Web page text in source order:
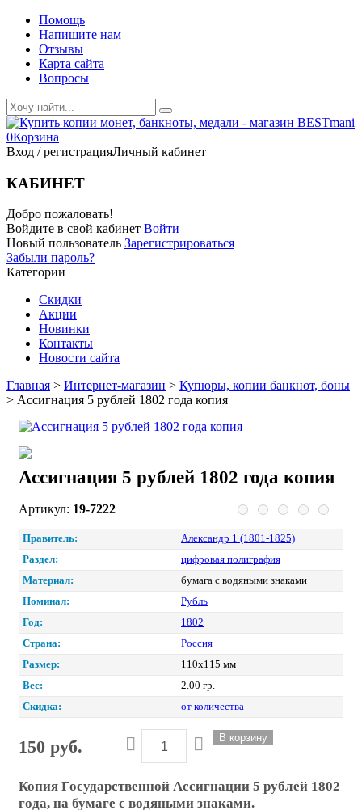
Помощь
Напишите нам
Отзывы
Карта сайта
Вопросы
0Корзина
Вход / регистрацияЛичный кабинет
КАБИНЕТ
Добро пожаловать!
Войдите в свой кабинет Войти
Новый пользователь Зарегистрироваться
Забыли пароль?
Категории
Скидки
Акции
Новинки
Контакты
Новости сайта
Главная > Интернет-магазин > Купюры, копии банкнот, боны
> Ассигнация 5 рублей 1802 года копия
Ассигнация 5 рублей 1802 года копия
Артикул: 19-7222
Правитель:
Александр 1 (1801-1825)
Раздел:
цифровая полиграфия
Материал:
бумага с водяными знаками
Номинал:
Рубль
Год:
1802
Страна:
Россия
Размер:
110х115 мм
Вес:
2.00 гр.
Скидка:
от количества
150 руб.
Копия Государственной Ассигнации 5 рублей 1802
года, на бумаге с водяными знаками.